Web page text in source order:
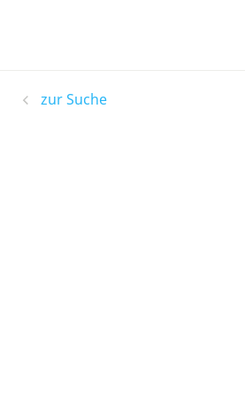
zur Suche